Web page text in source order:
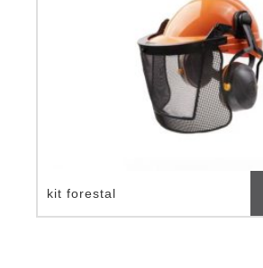
kit forestal